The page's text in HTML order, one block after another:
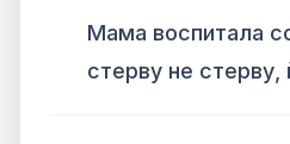
Мама воспитала
стерву не стерву,